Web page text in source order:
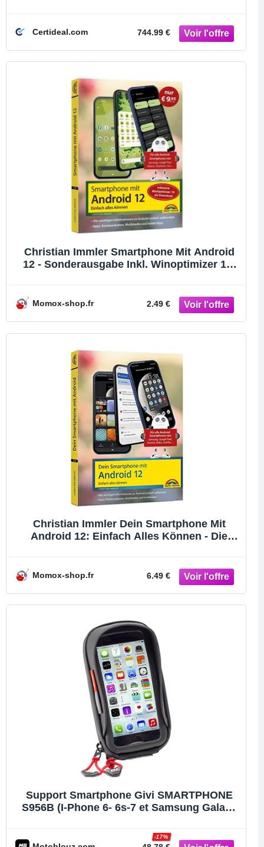
Certideal.com 744.99 €
Christian Immler Smartphone Mit Android
12 - Sonderausgabe Inkl. Winoptimizer 19:
Xiaomi, Sony, Htc, Lg U. V. M
Momox-shop.fr 2.49 €
Christian Immler Dein Smartphone Mit
Android 12: Einfach Alles Können - Die
Momox-shop.fr 6.49 €
Support Smartphone Givi SMARTPHONE
S956B (I-Phone 6- 6s-7 et Samsung Galaxy
-17%